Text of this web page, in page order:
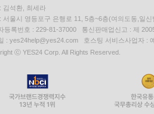
김석환, 최세라
서울시 영등포구 은행로 11, 5층~6층(여의도동,일신
등록번호 : 229-81-37000 통신판매업신고 : 제
: yes24help@yes24.com 호스팅 서비스사업자 :
ⓒ YES24 Corp. All Rights Reserved.